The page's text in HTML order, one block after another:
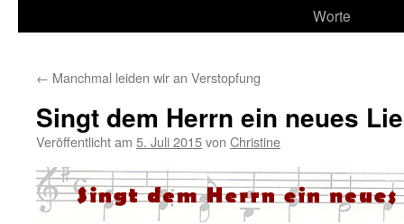
Worte
← Manchmal leiden wir an Verstopfung
Singt dem Herrn ein neues
Veröffentlicht am 5. Juli 2015von Christine